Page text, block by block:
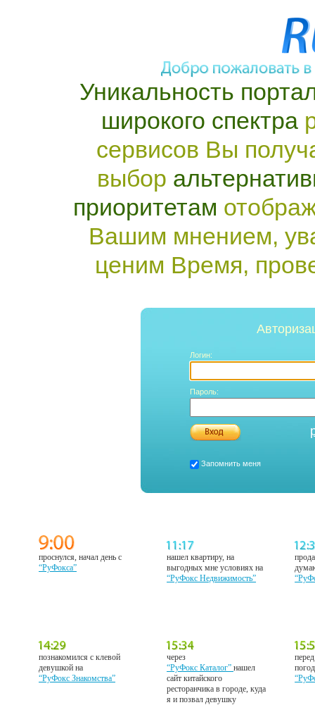
Уникальность
широкого спектра
сервисов Вы
выбор
приоритетам
Вашим мнением,
ценим Время,
Логин:
Пароль:
Запомнить меня
проснулся, начал день с
“РуФокса”
нашел квартиру, на
выгодных мне условиях на
“РуФокс Недвижимость”
познакомился с клевой
девушкой на
“РуФокс Знакомства”
через
“РуФокс Каталог”нашел
сайт китайского
ресторанчика в городе, куда
я и позвал девушку